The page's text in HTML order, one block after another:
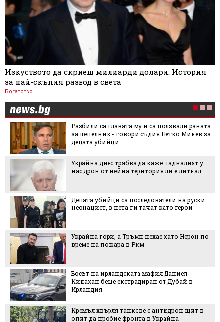
Изкуството да скриеш милиарди долари: История
за най-скъпия развод в света
Богатство
Разбили са главата му и са ползвали раната
за пепелник - говори съдия Петко Минев за
децата убийци
Украйна днес трябва да каже падналият у
нас дрон от нейна територия ли е литнал
Децата убийци са последователи на руски
неонацист, в нета ги тачат като герои
Украйна гори, а Тръмп нехае като Нерон по
време на пожара в Рим
Босът на ирландската мафия Даниел
Кинахан беше екстрадиран от Дубай в
Ирландия
Кремъл хвърля танкове с антидрон щит в
опит да пробие фронта в Украйна